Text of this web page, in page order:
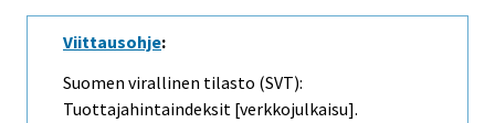
Viittausohje:
Suomen virallinen tilasto (SVT):
Tuottajahintaindeksit [verkkojulkaisu].